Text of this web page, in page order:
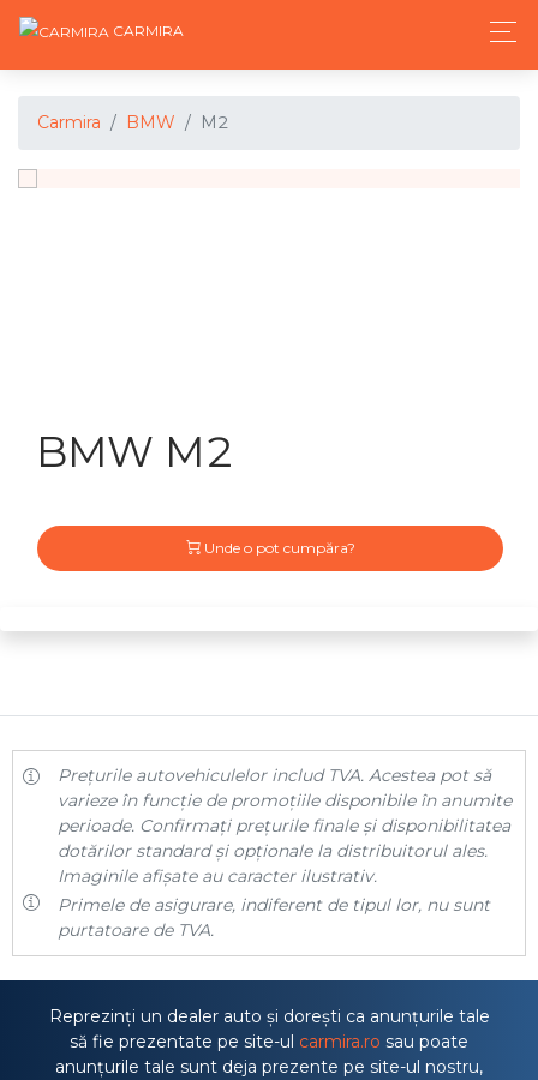
CARMIRA
Carmira BMW M2
BMW M2
Unde o pot cumpăra?
Prețurile autovehiculelor includ TVA. Acestea pot să
varieze în funcție de promoțiile disponibile în anumite
perioade. Confirmați prețurile finale și disponibilitatea
dotărilor standard și opționale la distribuitorul ales.
Imaginile afișate au caracter ilustrativ.
Primele de asigurare, indiferent de tipul lor, nu sunt
purtatoare de TVA.
Reprezinți un dealer auto și dorești ca anunțurile tale
să fie prezentate pe site-ul carmira.ro sau poate
anunțurile tale sunt deja prezente pe site-ul nostru,